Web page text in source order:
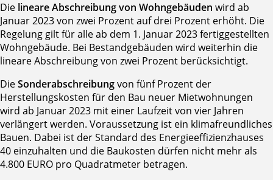
Die lineare Abschreibung von Wohngebäuden wird ab
Januar 2023 von zwei Prozent auf drei Prozent erhöht. Die
Regelung gilt für alle ab dem 1. Januar 2023 fertiggestellten
Wohngebäude. Bei Bestandgebäuden wird weiterhin die
lineare Abschreibung von zwei Prozent berücksichtigt.
DieSonderabschreibungvon fünf Prozent der
Herstellungskosten für den Bau neuer Mietwohnungen
wird ab Januar 2023 mit einer Laufzeit von vier Jahren
verlängert werden. Voraussetzung ist ein klimafreundliches
Bauen. Dabei ist der Standard des Energieeffizienzhauses
40 einzuhalten und die Baukosten dürfen nicht mehr als
4.800 EURO pro Quadratmeter betragen.